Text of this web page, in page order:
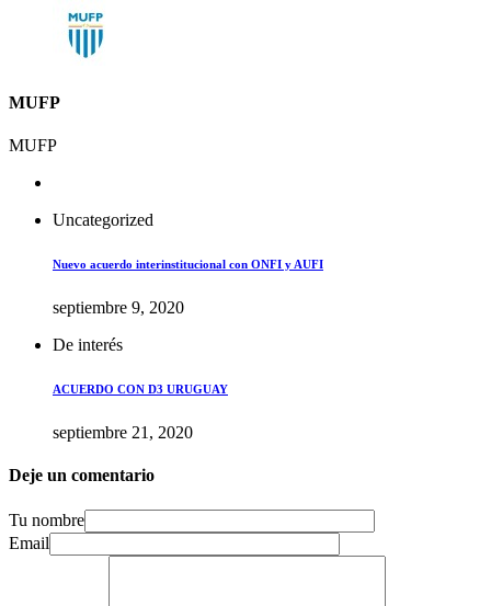
MUFP
MUFP
Uncategorized
Nuevo acuerdo interinstitucional con ONFI y AUFI
septiembre 9, 2020
De interés
ACUERDO CON D3 URUGUAY
septiembre 21, 2020
Deje un comentario
Tu nombre
Email